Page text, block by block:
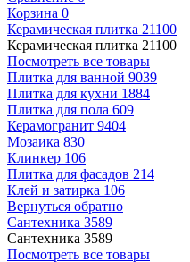
Корзина 0
Керамическая плитка 21100
Керамическая плитка 21100
Посмотреть все товары
Плитка для ванной 9039
Плитка для кухни 1884
Плитка для пола 609
Керамогранит 9404
Мозаика 830
Клинкер 106
Плитка для фасадов 214
Клей и затирка 106
Вернуться обратно
Сантехника 3589
Сантехника 3589
Посмотреть все товары